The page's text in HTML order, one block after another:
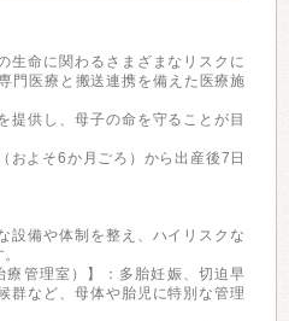
生命に関わるさまざまなリスクに
門医療と搬送連携を備えた医療施
提供し、母子の命を守ることが目
よそ6か月ごろ）から出産後7日
設備や体制を整え、ハイリスクな
療管理室）】：多胎妊娠、切迫早
群など、母体や胎児に特別な管理